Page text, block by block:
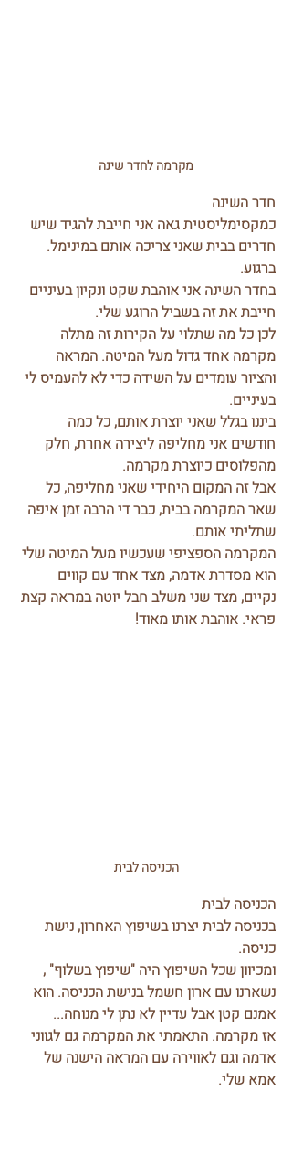
מקרמה לחדר שינה
חדר השינה
כמקסימליסטית גאה אני חייבת להגיד שיש
חדרים בבית שאני צריכה אותם במינימל.
ברגוע.
בחדר השינה אני אוהבת שקט ונקיון בעיניים
חייבת את זה בשביל הרוגע שלי.
לכן כל מה שתלוי על הקירות זה מתלה
מקרמה אחד גדול מעל המיטה. המראה
והציור עומדים על השידה כדי לא להעמיס לי
בעיניים.
ביננו בגלל שאני יוצרת אותם, כל כמה
חודשים אני מחליפה ליצירה אחרת, חלק
מהפלוסים כיוצרת מקרמה.
אבל זה המקום היחידי שאני מחליפה, כל
שאר המקרמה בבית, כבר די הרבה זמן איפה
שתליתי אותם.
המקרמה הספציפי שעכשיו מעל המיטה שלי
הוא מסדרת אדמה, מצד אחד עם קווים
נקיים, מצד שני משלב חבל יוטה במראה קצת
פראי. אוהבת אותו מאוד!
הכניסה לבית
הכניסה לבית
בכניסה לבית יצרנו בשיפוץ האחרון, נישת
כניסה.
ומכיוון שכל השיפוץ היה "שיפוץ בשלוף" ,
נשארנו עם ארון חשמל בנישת הכניסה. הוא
אמנם קטן אבל עדיין לא נתן לי מנוחה...
אז מקרמה. התאמתי את המקרמה גם לגווני
אדמה וגם לאווירה עם המראה הישנה של
אמא שלי.